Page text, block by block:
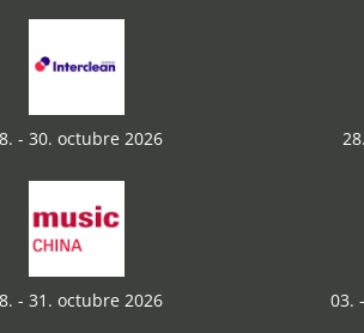
- 30. octubre 2026
- 31. octubre 2026 03.